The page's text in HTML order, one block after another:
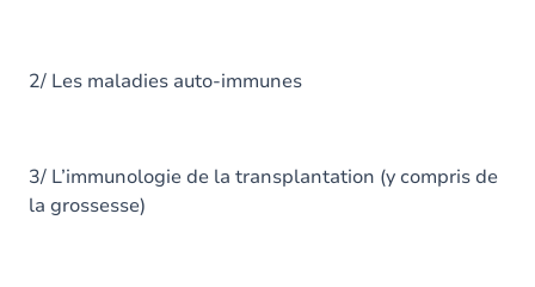
2/ Les maladies auto-immunes
3/ L’immunologie de la transplantation (y compris de
la grossesse)